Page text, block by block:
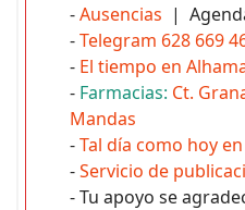
-Ausencias |
-Telegram 628 669
- El tiempo en
- Farmacias: Ct.
Mandas
-Tal día como hoy
-Servicio de
- Tu apoyo se